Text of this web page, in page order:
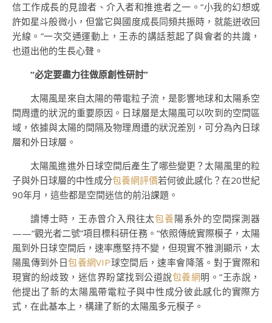
信工作成長的見證者、介入者和推進者之一。“小我的幻想或
許如星斗般微小，但當它與國度成長同頻共振時，就能迸收回
光線。”一次交通運動上，王赤的講話惹起了與會者的共識，
也道出他的生長心聲。
“必定要盡力往做原創性研討”
太陽風是來自太陽的帶電粒子流，是影響地球和太陽系空
間周遭的狀況的重要原因。日球層是太陽風可以吹到的空間區
域，依據與太陽的間隔及物理周遭的狀況差別，可分為內日球
層和外日球層。
太陽風進進外日球空間后產生了哪些變更？太陽風里的粒
子與外日球層的中性成分包養網評價若何彼此感化？在20世紀
90年月，這些都是空間迷信的前沿課題。
讀博士時，王赤曾介入飛往太包養陽系外的空間探測器
——“觀光者二號”項目標科研任務。“依照傳統實際模子，太陽
風到外日球空間后，速率應堅持不變，但現實不雅測顯示，太
陽風傳到外日包養網VIP球空間后，速率會降落。對于實際和
現實的紛歧致，迷信界盼望找到公道說包養網明。”王赤說，
他提出了新的太陽風帶電粒子與中性成分彼此感化的實際方
式，在此基本上，構建了新的太陽風多元模子。